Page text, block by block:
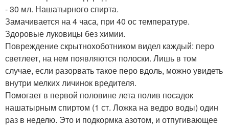
- 30 мл. Нашатырного спирта.
Замачивается на 4 часа, при 40 ос температуре.
Здоровые луковицы без химии.
Повреждение скрытнохоботником видел каждый: перо
светлеет, на нем появляются полоски. Лишь в том
случае, если разорвать такое перо вдоль, можно увидеть
внутри мелких личинок вредителя.
Помогает в первой половине лета полив посадок
нашатырным спиртом (1 ст. Ложка на ведро воды) один
раз в неделю. Это и подкормка азотом, и отпугивающее